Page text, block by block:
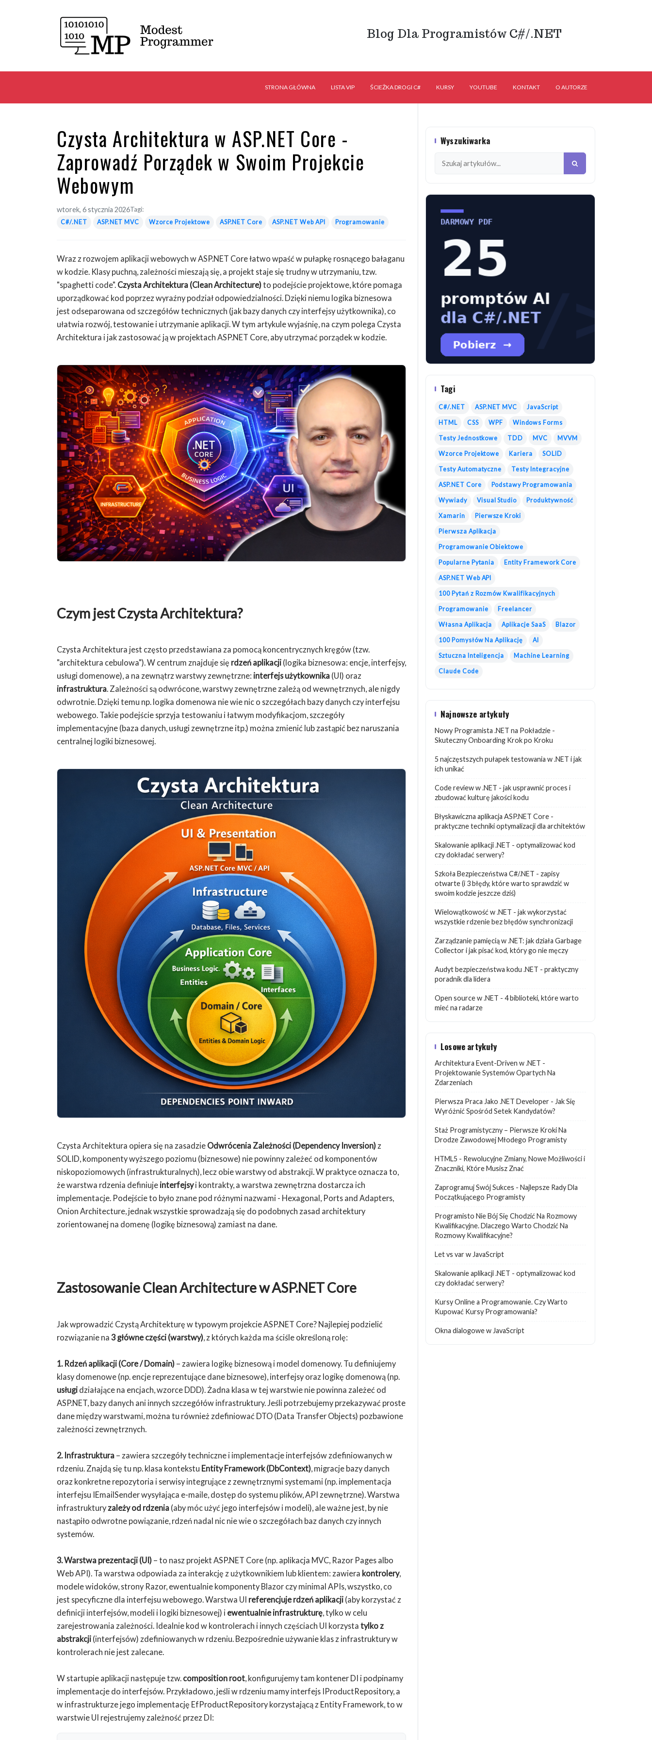
Blog Dla Programistów C#/.NET
STRONA GŁÓWNA LISTA VIP ŚCIEŻKA DROGI C# KURSY YOUTUBE KONTAKT O AUTORZE
Czysta Architektura w ASP.NET Core -
Zaprowadź Porządek w Swoim Projekcie
Webowym
wtorek, 6 stycznia 2026Tagi:
C#/.NET ASP.NET MVC Wzorce Projektowe ASP.NET Core ASP.NET Web API Programowanie
Wraz z rozwojem aplikacji webowych w ASP.NET Core łatwo wpaść w pułapkę rosnącego bałaganu
w kodzie. Klasy puchną, zależności mieszają się, a projekt staje się trudny w utrzymaniu, tzw.
"spaghetti code". Czysta Architektura (Clean Architecture)to podejście projektowe, które pomaga
uporządkować kod poprzez wyraźny podział odpowiedzialności. Dzięki niemu logika biznesowa
jest odseparowana od szczegółów technicznych (jak bazy danych czy interfejsy użytkownika), co
ułatwia rozwój, testowanie i utrzymanie aplikacji. W tym artykule wyjaśnię, na czym polega Czysta
Architektura i jak zastosować ją w projektach ASP.NET Core, aby utrzymać porządek w kodzie.
Czym jest Czysta Architektura?
Czysta Architektura jest często przedstawiana za pomocą koncentrycznych kręgów (tzw.
"architektura cebulowa"). W centrum znajduje się rdzeń aplikacji (logika biznesowa: encje, interfejsy,
usługi domenowe), a na zewnątrz warstwy zewnętrzne: interfejs użytkownika (UI) oraz
infrastruktura. Zależności są odwrócone, warstwy zewnętrzne zależą od wewnętrznych, ale nigdy
odwrotnie. Dzięki temu np. logika domenowa nie wie nic o szczegółach bazy danych czy interfejsu
webowego. Takie podejście sprzyja testowaniu i łatwym modyfikacjom, szczegóły
implementacyjne (baza danych, usługi zewnętrzne itp.) można zmienić lub zastąpić bez naruszania
centralnej logiki biznesowej.
Czysta Architektura opiera się na zasadzie Odwrócenia Zależności (Dependency Inversion) z
SOLID, komponenty wyższego poziomu (biznesowe) nie powinny zależeć od komponentów
niskopoziomowych (infrastrukturalnych), lecz obie warstwy od abstrakcji. W praktyce oznacza to,
że warstwa rdzenia definiuje interfejsyi kontrakty, a warstwa zewnętrzna dostarcza ich
implementacje. Podejście to było znane pod różnymi nazwami - Hexagonal, Ports and Adapters,
Onion Architecture, jednak wszystkie sprowadzają się do podobnych zasad architektury
zorientowanej na domenę (logikę biznesową) zamiast na dane.
Zastosowanie Clean Architecture w ASP.NET Core
Jak wprowadzić Czystą Architekturę w typowym projekcie ASP.NET Core? Najlepiej podzielić
rozwiązanie na 3 główne części (warstwy), z których każda ma ściśle określoną rolę:
1. Rdzeń aplikacji (Core / Domain) – zawiera logikę biznesową i model domenowy. Tu definiujemy
klasy domenowe (np. encje reprezentujące dane biznesowe), interfejsy oraz logikę domenową (np.
usługi działające na encjach, wzorce DDD). Żadna klasa w tej warstwie nie powinna zależeć od
ASP.NET, bazy danych ani innych szczegółów infrastruktury. Jeśli potrzebujemy przekazywać proste
dane między warstwami, można tu również zdefiniować DTO (Data Transfer Objects) pozbawione
zależności zewnętrznych.
2. Infrastruktura – zawiera szczegóły techniczne i implementacje interfejsów zdefiniowanych w
rdzeniu. Znajdą się tu np. klasa kontekstu Entity Framework (DbContext), migracje bazy danych
oraz konkretne repozytoria i serwisy integrujące z zewnętrznymi systemami (np. implementacja
interfejsu IEmailSender wysyłająca e-maile, dostęp do systemu plików, API zewnętrzne). Warstwa
infrastrukturyzależy od rdzenia (aby móc użyć jego interfejsów i modeli), ale ważne jest, by nie
nastąpiło odwrotne powiązanie, rdzeń nadal nic nie wie o szczegółach baz danych czy innych
systemów.
3. Warstwa prezentacji (UI) – to nasz projekt ASP.NET Core (np. aplikacja MVC, Razor Pages albo
Web API). Ta warstwa odpowiada za interakcję z użytkownikiem lub klientem: zawiera kontrolery,
modele widoków, strony Razor, ewentualnie komponenty Blazor czy minimal APIs, wszystko, co
jest specyficzne dla interfejsu webowego. Warstwa UI referencjuje rdzeń aplikacji (aby korzystać z
definicji interfejsów, modeli i logiki biznesowej) i ewentualnie infrastrukturę, tylko w celu
zarejestrowania zależności. Idealnie kod w kontrolerach i innych częściach UI korzysta tylko z
abstrakcji (interfejsów) zdefiniowanych w rdzeniu. Bezpośrednie używanie klas z infrastruktury w
kontrolerach nie jest zalecane.
W startupie aplikacji następuje tzw. composition root, konfigurujemy tam kontener DI i podpinamy
implementacje do interfejsów. Przykładowo, jeśli w rdzeniu mamy interfejs IProductRepository, a
w infrastrukturze jego implementację EfProductRepository korzystającą z Entity Framework, to w
warstwie UI rejestrujemy zależność przez DI:
Wyszukiwarka
Tagi
C#/.NET ASP.NET MVC JavaScript
HTML CSS WPF Windows Forms
Testy Jednostkowe TDD MVC MVVM
Wzorce Projektowe Kariera SOLID
Testy Automatyczne Testy Integracyjne
ASP.NET Core Podstawy Programowania
Wywiady Visual Studio Produktywność
Xamarin Pierwsze Kroki
Pierwsza Aplikacja
Programowanie Obiektowe
Popularne Pytania Entity Framework Core
ASP.NET Web API
100 Pytań z Rozmów Kwalifikacyjnych
Programowanie Freelancer
Własna Aplikacja Aplikacje SaaS Blazor
100 Pomysłów Na Aplikację AI
Sztuczna Inteligencja Machine Learning
Claude Code
Najnowsze artykuły
Nowy Programista .NET na Pokładzie -
Skuteczny Onboarding Krok po Kroku
5 najczęstszych pułapek testowania w .NET i jak
ich unikać
Code review w .NET - jak usprawnić proces i
zbudować kulturę jakości kodu
Błyskawiczna aplikacja ASP.NET Core -
praktyczne techniki optymalizacji dla architektów
Skalowanie aplikacji .NET - optymalizować kod
czy dokładać serwery?
Szkoła Bezpieczeństwa C#/.NET - zapisy
otwarte (i 3 błędy, które warto sprawdzić w
swoim kodzie jeszcze dziś)
Wielowątkowość w .NET - jak wykorzystać
wszystkie rdzenie bez błędów synchronizacji
Zarządzanie pamięcią w .NET: jak działa Garbage
Collector i jak pisać kod, który go nie męczy
Audyt bezpieczeństwa kodu .NET - praktyczny
poradnik dla lidera
Open source w .NET - 4 biblioteki, które warto
mieć na radarze
Losowe artykuły
Architektura Event-Driven w .NET -
Projektowanie Systemów Opartych Na
Zdarzeniach
Pierwsza Praca Jako .NET Developer - Jak Się
Wyróżnić Spośród Setek Kandydatów?
Staż Programistyczny – Pierwsze Kroki Na
Drodze Zawodowej Młodego Programisty
HTML5 - Rewolucyjne Zmiany, Nowe Możliwości i
Znaczniki, Które Musisz Znać
Zaprogramuj Swój Sukces - Najlepsze Rady Dla
Początkującego Programisty
Programisto Nie Bój Się Chodzić Na Rozmowy
Kwalifikacyjne. Dlaczego Warto Chodzić Na
Rozmowy Kwalifikacyjne?
Let vs var w JavaScript
Skalowanie aplikacji .NET - optymalizować kod
czy dokładać serwery?
Kursy Online a Programowanie. Czy Warto
Kupować Kursy Programowania?
Okna dialogowe w JavaScript